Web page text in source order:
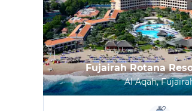
Fujairah Rotana
Al Aqah,